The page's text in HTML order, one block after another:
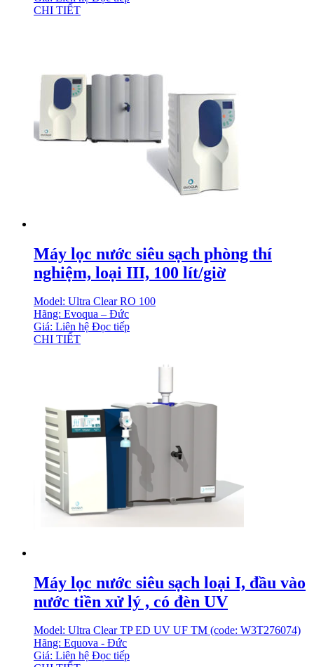
CHI TIẾT
Máy lọc nước siêu sạch phòng thí
nghiệm, loại III, 100 lít/giờ
Model: Ultra Clear RO 100
Hãng: Evoqua – Đức
Giá: Liên hệ Đọc tiếp
CHI TIẾT
Máy lọc nước siêu sạch loại I, đầu vào
nước tiền xử lý , có đèn UV
Model: Ultra Clear TP ED UV UF TM (code: W3T276074)
Hãng: Equova - Đức
Giá: Liên hệ Đọc tiếp